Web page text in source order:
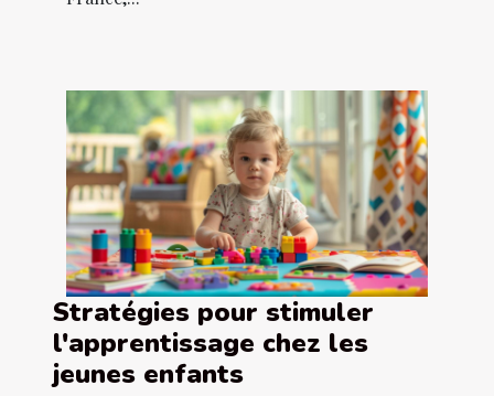
Stratégies pour stimuler
l'apprentissage chez les
jeunes enfants